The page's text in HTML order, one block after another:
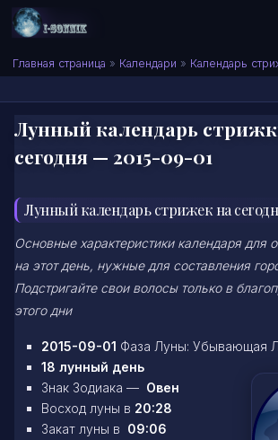
Skip to content
Сонник I-SONNIK.COM
Главная страница » Календари » Календарь
Лунный календарь
сегодня — 2015-09-01
Лунный календарь стрижек на
Основные характеристики календаря для
на этот день, нужные для составления
Подстригайте свои волосы только в
этого дни
2015-09-01 Фаза Луны: Убывающая
18 лунный день
Знак Зодиака — Овен
Восход луны в 20:28
Закат луны в 09:06